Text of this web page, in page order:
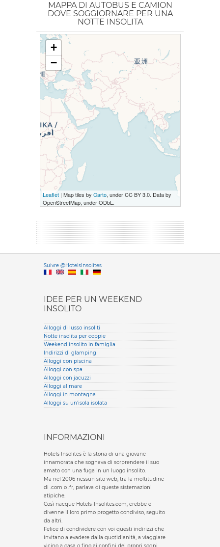
MAPPA DI AUTOBUS E CAMION
DOVE SOGGIORNARE PER UNA
NOTTE INSOLITA
+
−
Leaflet| Map tiles by Carto, under CC BY 3.0. Data by
OpenStreetMap, under ODbL.
Suivre @HotelsInsolitesVersione
IDEE PER UN WEEKEND
INSOLITO
Alloggi di lusso insoliti
Notte insolita per coppie
Weekend insolito in famiglia
Indirizzi di glamping
Alloggi con piscina
Alloggi con spa
Alloggi con jacuzzi
Alloggi al mare
Alloggi in montagna
Alloggi su un'isola isolata
INFORMAZIONI
Hotels Insolites è la storia di una giovane
innamorata che sognava di sorprendere il suo
amato con una fuga in un luogo insolito.
Ma nel 2006 nessun sito web, tra la moltitudine
di .com o .fr, parlava di queste sistemazioni
atipiche.
Così nacque Hotels-Insolites.com, crebbe e
divenne il loro primo progetto condiviso, seguito
da altri.
Felice di condividere con voi questi indirizzi che
invitano a evadere dalla quotidianità, a viaggiare